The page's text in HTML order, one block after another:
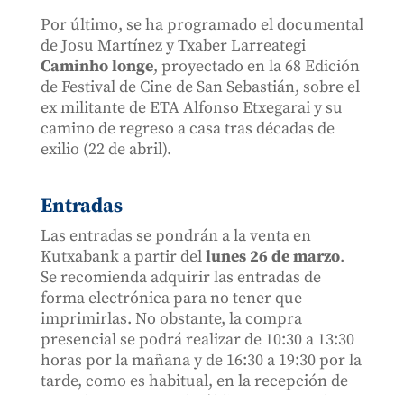
Por último, se ha programado el documental
de Josu Martínez y Txaber Larreategi
Caminho longe, proyectado en la 68 Edición
de Festival de Cine de San Sebastián, sobre el
ex militante de ETA Alfonso Etxegarai y su
camino de regreso a casa tras décadas de
exilio (22 de abril).
Entradas
Las entradas se pondrán a la venta en
Kutxabank a partir dellunes 26 de marzo.
Se recomienda adquirir las entradas de
forma electrónica para no tener que
imprimirlas. No obstante, la compra
presencial se podrá realizar de 10:30 a 13:30
horas por la mañana y de 16:30 a 19:30 por la
tarde, como es habitual, en la recepción de